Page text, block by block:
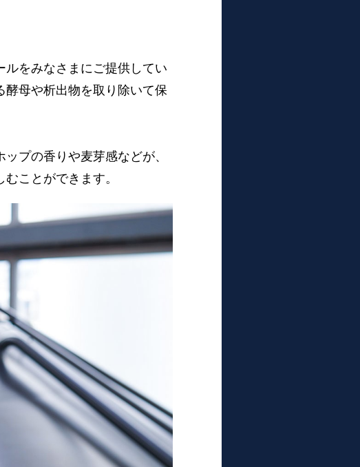
をみなさまにご提供してい
酵母や析出物を取り除いて保
プの香りや麦芽感などが、
ことができます。